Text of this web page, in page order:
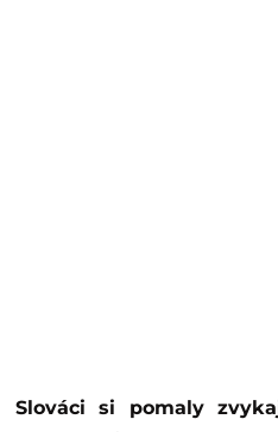
Slováci si pomaly zvykajú na výrazne znížený